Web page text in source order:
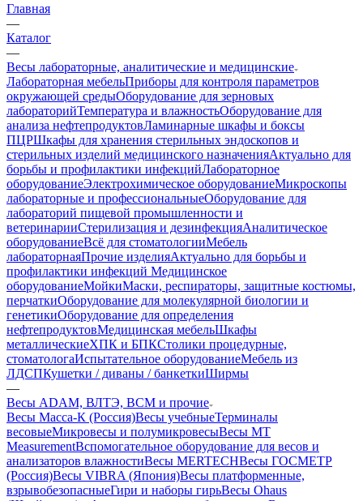
Главная
—
Каталог
—
Весы лабораторные, аналитические и медицинские
Лабораторная мебельПриборы для контроля параметров
окружающей средыОборудование для зерновых
лабораторийТемпература и влажностьОборудование для
анализа нефтепродуктовЛаминарные шкафы и боксы
ПЦРШкафы для хранения стерильных эндоскопов и
стерильных изделий медицинского назначенияАктуально для
борьбы и профилактики инфекцийЛабораторное
оборудованиеЭлектрохимическое оборудованиеМикроскопы
лабораторные и профессиональныеОборудование для
лабораторий пищевой промышленности и
ветеринарииСтерилизация и дезинфекцияАналитическое
оборудованиеВсё для стоматологииМебель
лабораторнаяПрочие изделияАктуально для борьбы и
профилактики инфекций Медицинское
оборудованиеМойкиМаски, респираторы, защитные костюмы,
перчаткиОборудование для молекулярной биологии и
генетикиОборудование для определения
нефтепродуктовМедицинская мебельШкафы
металлическиеХПК и БПКСтолики процедурные,
стоматологаИспытательное оборудованиеМебель из
ЛДСПКушетки / диваны / банкеткиШирмы
—
Весы ADAM, ВЛТЭ, BCM и прочие
Весы Масса-К (Россия)Весы учебныеТерминалы
весовыеМикровесы и полумикровесыВесы MT
MeasurementВспомогательное оборудование для весов и
анализаторов влажностиВесы MERTECHВесы ГОСМЕТР
(Россия)Весы VIBRA (Япония)Весы платформенные,
взрывобезопасныеГири и наборы гирьВесы Ohaus